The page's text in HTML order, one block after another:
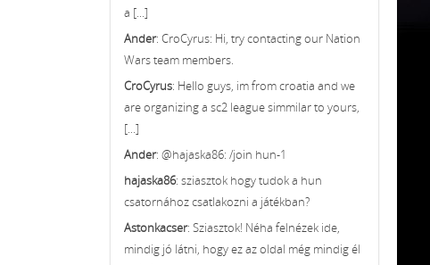
a [...]
Ander: CroCyrus: Hi, try contacting our Nation
Wars team members.
CroCyrus: Hello guys, im from croatia and we
are organizing a sc2 league simmilar to yours,
[...]
Ander: @hajaska86: /join hun-1
hajaska86: sziasztok hogy tudok a hun
csatornához csatlakozni a játékban?
Astonkacser: Sziasztok! Néha felnézek ide,
mindig jó látni, hogy ez az oldal még mindig él